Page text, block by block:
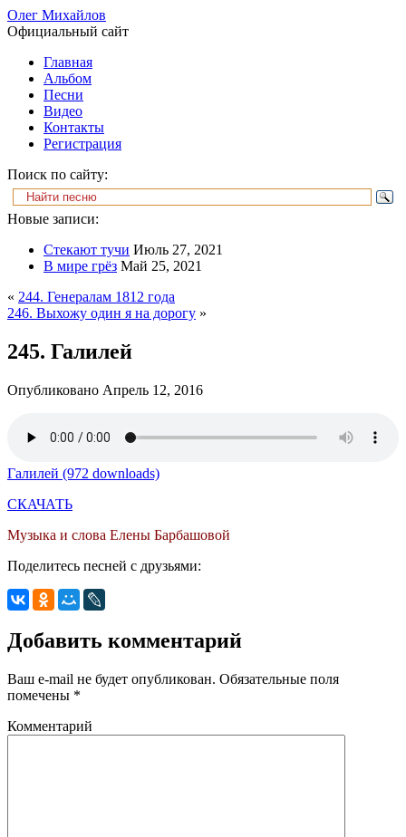
Олег Михайлов
Официальный сайт
Главная
Альбом
Песни
Видео
Контакты
Регистрация
Поиск по сайту:
Новые записи:
Стекают тучи Июль 27, 2021
В мире грёз Май 25, 2021
« 244. Генералам 1812 года
246. Выхожу один я на дорогу »
245. Галилей
Опубликовано Апрель 12, 2016
Галилей (972 downloads)
СКАЧАТЬ
Музыка и слова Елены Барбашовой
Поделитесь песней с друзьями:
Добавить комментарий
Ваш e-mail не будет опубликован. Обязательные поля
помечены *
Комментарий